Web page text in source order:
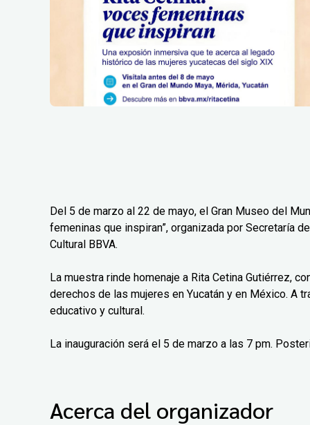
Del 5 de marzo al 22 de mayo, el Gran Museo del
femeninas que inspiran”, organizada por Secretaría
Cultural BBVA.
La muestra rinde homenaje a Rita Cetina Gutiérrez,
derechos de las mujeres en Yucatán y en México. A
educativo y cultural.
La inauguración será el 5 de marzo a las 7 pm.
Acerca del organizador